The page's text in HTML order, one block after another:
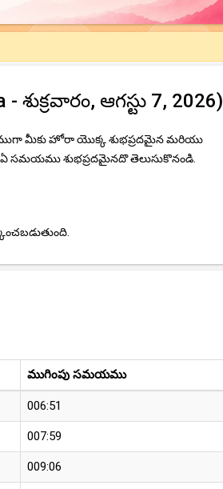
ఆగస్టు 7, 2026)
మీకు హోరా యొక్క శుభప్రదమైన మరియు
ఏ సమయము శుభప్రదమైనదొ తెలుసుకొనండి.
ముగింపు సమయము
006:51
007:59
009:06